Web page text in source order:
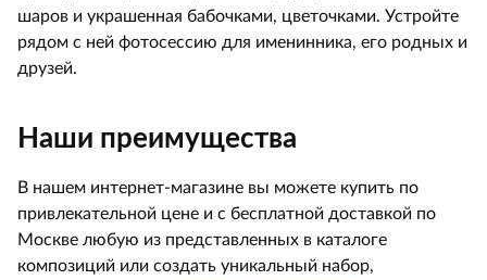
шаров и украшенная бабочками, цветочками. Устройте
рядом с ней фотосессию для именинника, его родных и
друзей.
Наши преимущества
В нашем интернет-магазине вы можете купить по
привлекательной цене и с бесплатной доставкой по
Москве любую из представленных в каталоге
композиций или создать уникальный набор,